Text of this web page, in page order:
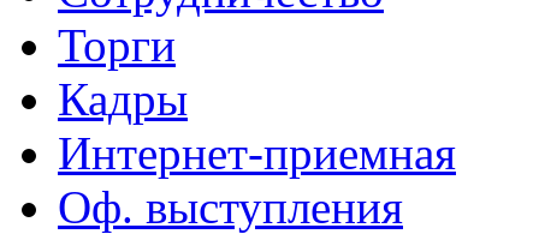
Торги
Кадры
Интернет-приемная
Оф. выступления